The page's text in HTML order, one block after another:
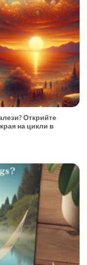
Открийте
на цикли в